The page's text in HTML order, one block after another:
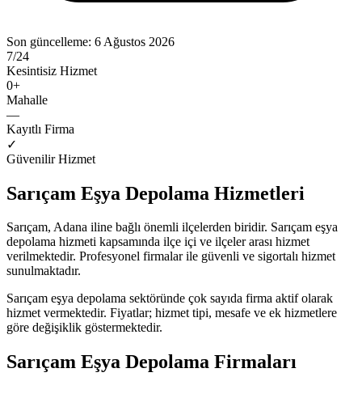
Son güncelleme: 6 Ağustos 2026
7/24
Kesintisiz Hizmet
0+
Mahalle
—
Kayıtlı Firma
✓
Güvenilir Hizmet
Sarıçam Eşya Depolama Hizmetleri
Sarıçam, Adana iline bağlı önemli ilçelerden biridir. Sarıçam eşya
depolama hizmeti kapsamında ilçe içi ve ilçeler arası hizmet
verilmektedir. Profesyonel firmalar ile güvenli ve sigortalı hizmet
sunulmaktadır.
Sarıçam eşya depolama sektöründe çok sayıda firma aktif olarak
hizmet vermektedir. Fiyatlar; hizmet tipi, mesafe ve ek hizmetlere
göre değişiklik göstermektedir.
Sarıçam Eşya Depolama Firmaları